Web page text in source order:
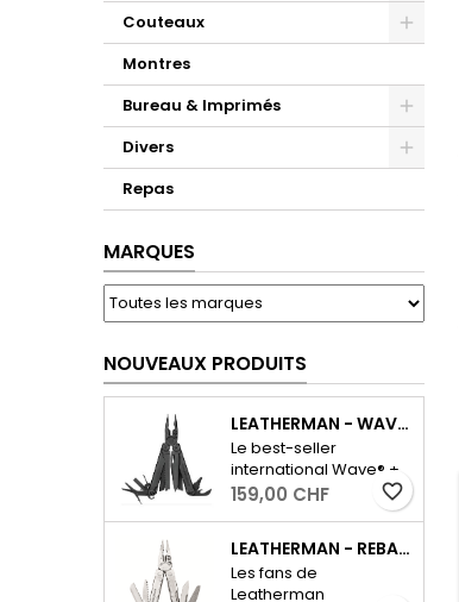
Couteaux
Montres
Bureau & Imprimés
Divers
Repas
MARQUES
NOUVEAUX PRODUITS
LEATHERMAN - WAVE PLUS AVEC ÉTUI - NOIR
Le best-seller
international Wave® +
dispose de tous les
outils essentiels pour le
d'un coupe-fil
interchangeable et
159,00 CHF favorite_border
LEATHERMAN - REBAR - ARGENT
Les fans de
Leatherman
favorite_border